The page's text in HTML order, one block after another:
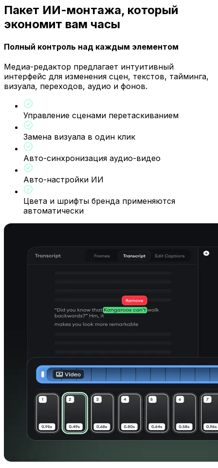
Пакет ИИ-монтажа, который
экономит вам часы
Полный контроль над каждым элементом
Медиа-редактор предлагает интуитивный
интерфейс для изменения сцен, текстов, тайминга,
визуала, переходов, аудио и фонов.
Управление сценами перетаскиванием
Замена визуала в один клик
Авто-синхронизация аудио-видео
Авто-настройки ИИ
Цвета и шрифты бренда применяются
автоматически